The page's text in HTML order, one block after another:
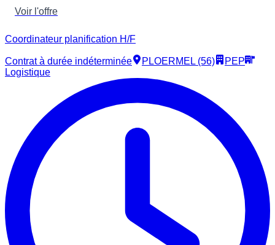
Voir l'offre
Coordinateur planification H/F
Contrat à durée indéterminée PLOERMEL (56)
PEP
Logistique